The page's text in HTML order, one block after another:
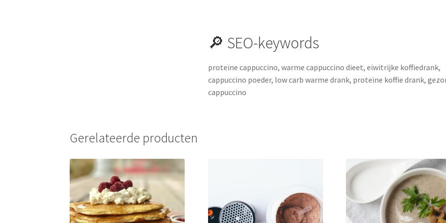
🔎 SEO-keywords
proteïne cappuccino, warme cappuccino dieet, eiwitrijke koffiedrank,
cappuccino poeder, low carb warme drank, proteïne koffie drank,
cappuccino
Gerelateerde producten